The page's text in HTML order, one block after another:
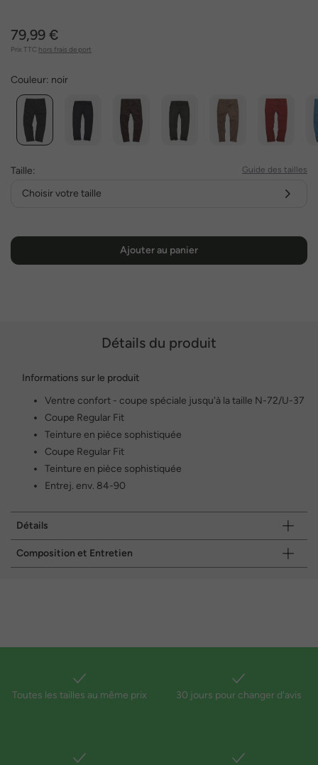
79,99 €
Prix TTC hors frais de port
Couleur: noir
Taille: Guide des tailles
Choisir votre taille
Ajouter au panier
Détails du produit
Informations sur le produit
Ventre confort - coupe spéciale jusqu'à la taille N-72/U-37
Coupe Regular Fit
Teinture en pièce sophistiquée
Coupe Regular Fit
Teinture en pièce sophistiquée
Entrej. env. 84-90
Détails
Composition et Entretien
Toutes les tailles au même prix 30 jours pour changer d'avis